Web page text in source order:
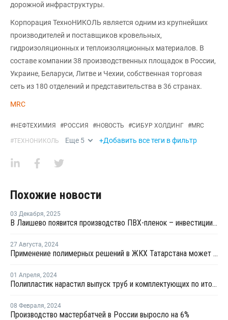
дорожной инфраструктуры.
Корпорация ТехноНИКОЛЬ является одним из крупнейших
производителей и поставщиков кровельных,
гидроизоляционных и теплоизоляционных материалов. В
составе компании 38 производственных площадок в России,
Украине, Беларуси, Литве и Чехии, собственная торговая
сеть из 180 отделений и представительства в 36 странах.
MRC
#НЕФТЕХИМИЯ #РОССИЯ #НОВОСТЬ #СИБУР ХОЛДИНГ #MRC
#ТЕХНОНИКОЛЬ Еще 5 +Добавить все теги в фильтр
Похожие новости
03 Декабря, 2025
В Лаишево появится производство ПВХ-пленок – инвестиции составили более 1 млрд рублей
27 Августа, 2024
Применение полимерных решений в ЖКХ Татарстана может дать эффект в 500 млрд рублей
01 Апреля, 2024
Полипластик нарастил выпуск труб и комплектующих по итогам 2023 года на 9%
08 Февраля, 2024
Производство мастербатчей в России выросло на 6%